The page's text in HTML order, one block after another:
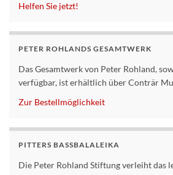
Helfen Sie jetzt!
PETER ROHLANDS GESAMTWERK
Das Gesamtwerk von Peter Rohland,
verfügbar, ist erhältlich über Conträr
Zur Bestellmöglichkeit
PITTERS BASSBALALEIKA
Die Peter Rohland Stiftung verleiht das